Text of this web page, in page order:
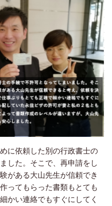
に依頼した別の行政書士の
した。そこで、再申請をし
がある大山先生が信頼でき
ってもらった書類もとても
かい連絡でもすぐにしてく